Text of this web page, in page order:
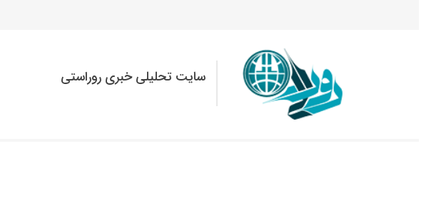
سایت تحلیلی خبری روراستی